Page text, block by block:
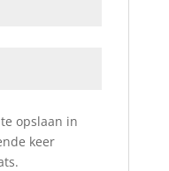
opslaan in
keer